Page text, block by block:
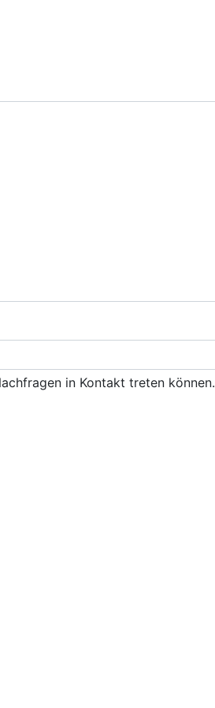
in Kontakt treten können.